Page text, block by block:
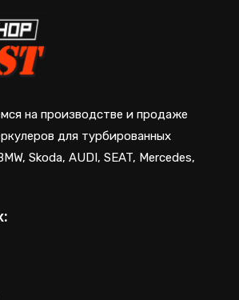
на производстве и продаже
для турбированных
Skoda, AUDI, SEAT, Mercedes,